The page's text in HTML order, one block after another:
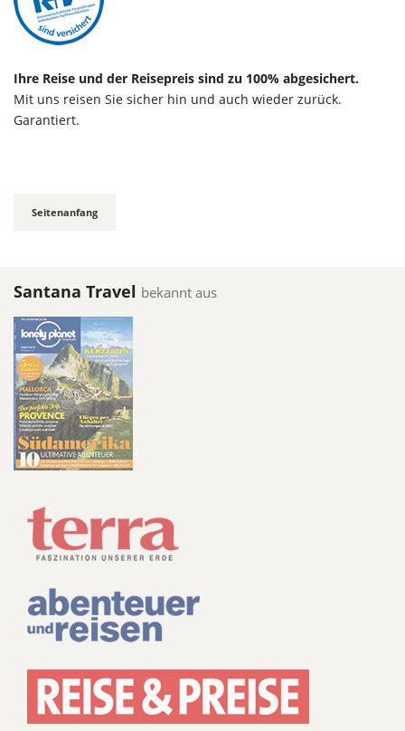
Ihre Reise und der Reisepreis sind zu 100% abgesichert.
Mit uns reisen Sie sicher hin und auch wieder zurück.
Garantiert.
Seitenanfang
Santana Travel bekannt aus